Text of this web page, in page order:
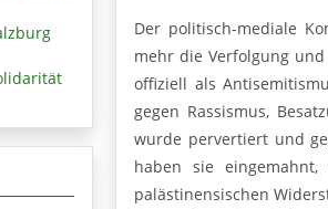
Der politisch-mediale
mehr die Verfolgung
offiziell als
gegen Rassismus,
wurde pervertiert und
haben sie
palästinensischen